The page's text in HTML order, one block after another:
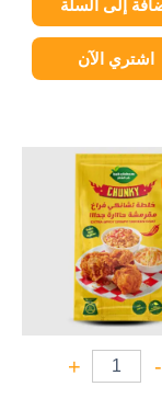
إلى السلة
اشتري الآن
-
+
السعر
الأصلي
هو:
45 EGP.
السعر
هو:
35 EGP.